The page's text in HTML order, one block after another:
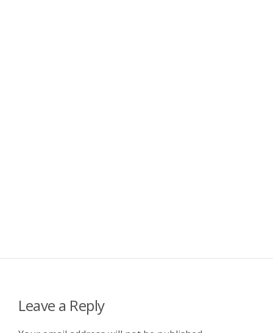
Leave a Reply